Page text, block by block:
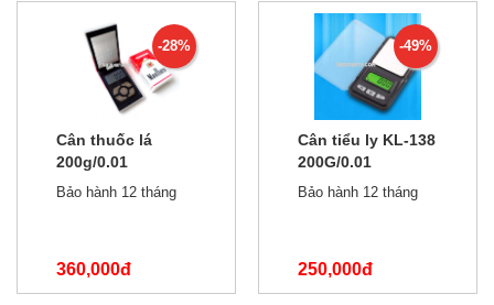
-28%
Cân thuốc lá
200g/0.01
Bảo hành 12 tháng
360,000đ
500,000đ
-49%
Cân tiểu ly KL-138
200G/0.01
Bảo hành 12 tháng
250,000đ
490,000đ